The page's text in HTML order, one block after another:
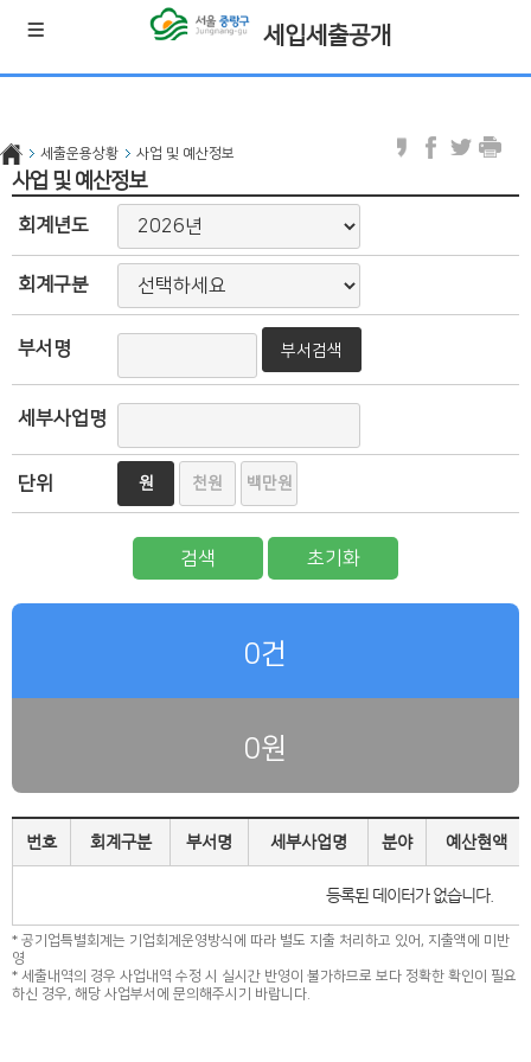
세입세출공개
세출운용상황 사업 및 예산정보
사업 및 예산정보
회계년도
회계구분
부서명 부서검색
세부사업명
단위 원 천원 백만원
검색 초기화
0건
0원
번호 회계구분 부서명 세부사업명 분야 예산현액
등록된 데이터가 없습니다.
* 공기업특별회계는 기업회계운영방식에 따라 별도 지출 처리하고 있어, 지출액에 미반
영
* 세출내역의 경우 사업내역 수정 시 실시간 반영이 불가하므로 보다 정확한 확인이 필요
하신 경우, 해당 사업부서에 문의해주시기 바랍니다.